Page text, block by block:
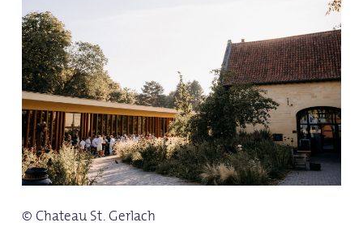
© Chateau St. Gerlach